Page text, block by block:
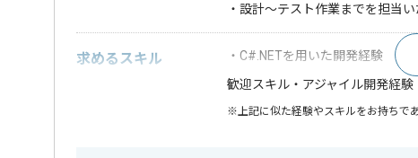
・設計～テスト作業までを担当い
求めるスキル
・C#.NETを用いた開発経験
歓迎スキル ・アジャイル開発経験
※上記に似た経験やスキルをお持ちで